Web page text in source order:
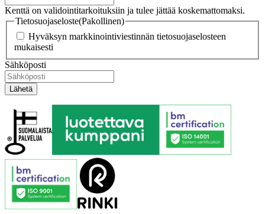
Kenttä on validointitarkoituksiin ja tulee jättää koskemattomaksi.
Tietosuojaseloste(Pakollinen)
Hyväksyn markkinointiviestinnän tietosuojaselosteen
mukaisesti
Sähköposti